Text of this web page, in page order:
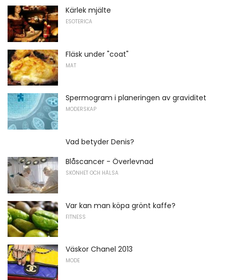
Kärlek mjälte
ESOTERICA
Fläsk under "coat"
MAT
Spermogram i planeringen av graviditet
MODERSKAP
Vad betyder Denis?
Blåscancer - Överlevnad
SKÖNHET OCH HÄLSA
Var kan man köpa grönt kaffe?
FITNESS
Väskor Chanel 2013
MODE